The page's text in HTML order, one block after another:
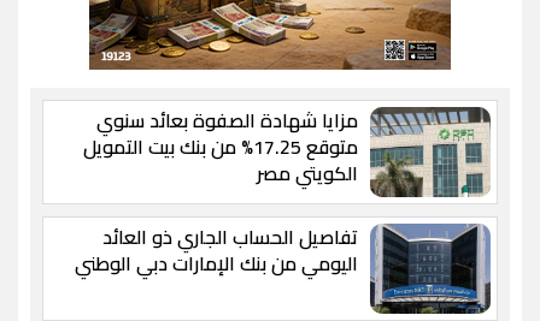
مزايا شهادة الصفوة بعائد سنوي
متوقع 17.25% من بنك بيت التمويل
الكويتي مصر
تفاصيل الحساب الجاري ذو العائد
اليومي من بنك الإمارات دبي الوطني